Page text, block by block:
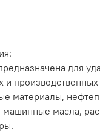
для
и производственных
материалы,
машинные масла,